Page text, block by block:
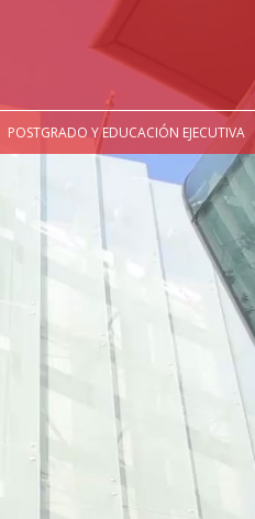
POSTGRADO Y EDUCACIÓN EJECUTIVA